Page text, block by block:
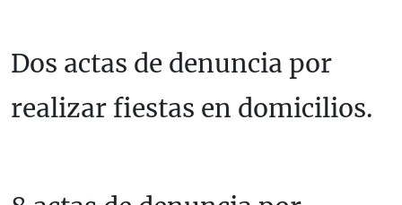
Dos actas de denuncia por
realizar fiestas en domicilios.